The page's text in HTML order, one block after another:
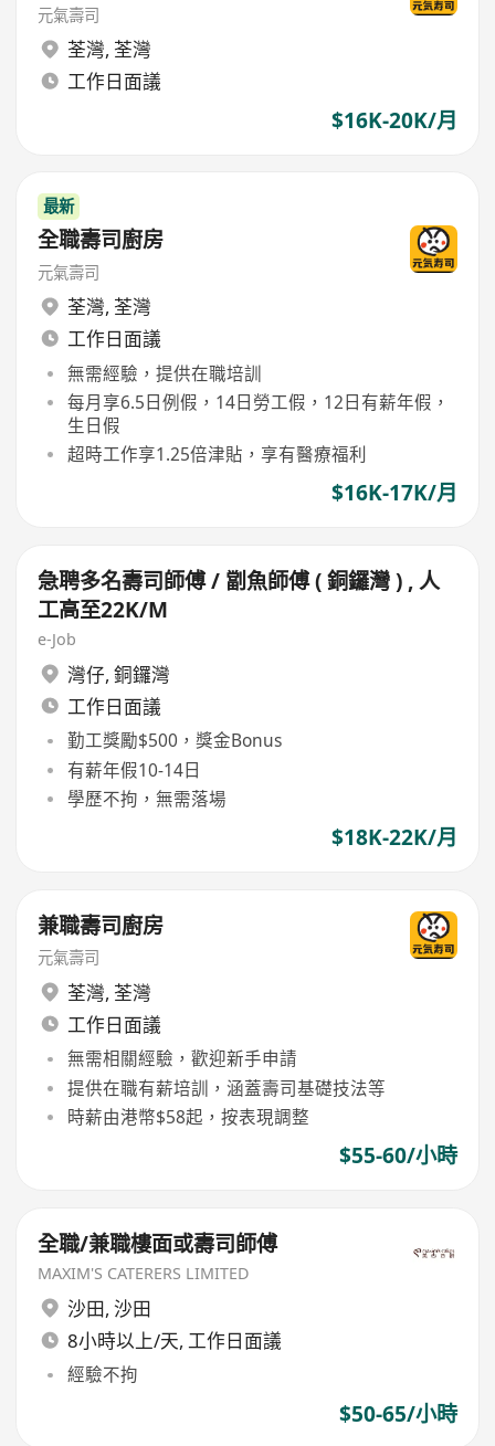
元氣壽司
荃灣, 荃灣
工作日面議
$16K-20K/月
最新
全職壽司廚房
元氣壽司
荃灣, 荃灣
工作日面議
無需經驗，提供在職培訓
每月享6.5日例假，14日勞工假，12日有薪年假，
生日假
超時工作享1.25倍津貼，享有醫療福利
$16K-17K/月
急聘多名壽司師傅 / 劏魚師傅 ( 銅鑼灣 ) , 人
工高至22K/M
e-Job
灣仔, 銅鑼灣
工作日面議
勤工獎勵$500，獎金Bonus
有薪年假10-14日
學歷不拘，無需落場
$18K-22K/月
兼職壽司廚房
元氣壽司
荃灣, 荃灣
工作日面議
無需相關經驗，歡迎新手申請
提供在職有薪培訓，涵蓋壽司基礎技法等
時薪由港幣$58起，按表現調整
$55-60/小時
全職/兼職樓面或壽司師傅
MAXIM'S CATERERS LIMITED
沙田, 沙田
8小時以上/天, 工作日面議
經驗不拘
$50-65/小時